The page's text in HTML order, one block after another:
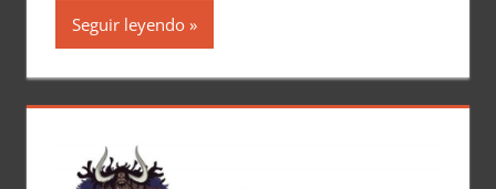
Seguir leyendo